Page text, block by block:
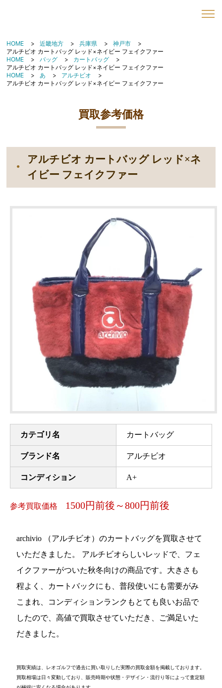
HOME 近畿地方 兵庫県
神戸市
アルチビオ カートバッグ レッド×ネイビー フェイクファー
HOME
バッグ
カートバッグ
アルチビオ カートバッグ レッド×ネイビー フェイクファー
HOME
あ
アルチビオ
アルチビオ カートバッグ レッド×ネイビー フェイクファー
買取参考価格
アルチビオ カートバッグ レッド×ネ
イビー フェイクファー
カテゴリ名 カートバッグ
ブランド名 アルチビオ
コンディション A+
参考買取価格 1500円前後～800円前後
archivio （アルチビオ）のカートバッグを買取させて
いただきました。 アルチビオらしいレッドで、フェ
イクファーがついた秋冬向けの商品です。大きさも
程よく、カートバックにも、普段使いにも需要がみ
こまれ、コンディションランクもとても良いお品で
したので、高値で買取させていただき、ご満足いた
だきました。
買取実績は、レオゴルフで過去に買い取りした実際の買取金額を掲載しております。
買取相場は日々変動しており、販売時期や状態・デザイン・流行り等によって査定額